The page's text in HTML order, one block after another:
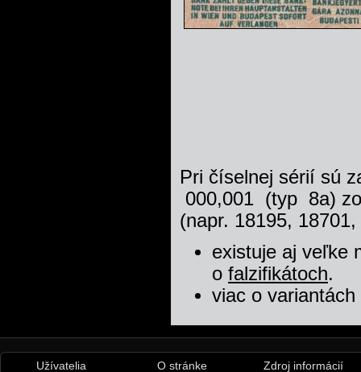
Pri číselnej sérií sú
000,001 (typ 8a)
(napr. 18195,
existuje aj veľke
o falzifikátoch.
viac o variantách
Užívatelia O stránke Zdroj informácií